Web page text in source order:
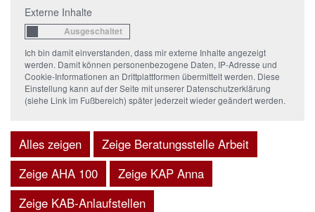
Externe Inhalte
Ich bin damit einverstanden, dass mir externe Inhalte angezeigt
werden. Damit können personenbezogene Daten, IP-Adresse und
Cookie-Informationen an Drittplattformen übermittelt werden. Diese
Einstellung kann auf der Seite mit unserer Datenschutzerklärung
(siehe Link im Fußbereich) später jederzeit wieder geändert werden.
Alles zeigen
Zeige Beratungsstelle Arbeit
Zeige AHA 100
Zeige KAP Anna
Zeige KAB-Anlaufstellen